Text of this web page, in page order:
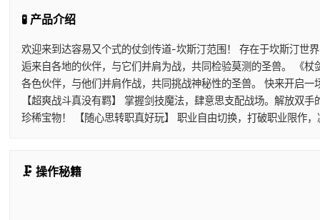
🧪 产品介绍
欢迎来到达容易又个式的仗剑传道-坎斯汀范围！ 存在于坎斯汀世
逅来自各地的伙伴，与它们并肩为战，共同检验莫测的圣兽。 《
各色伙伴，与他们并肩作战，共同挑战神秘性的圣兽。 快来开启
【超爽战斗真没有羁】 掌握剑技魔法，肆意思支配战场。解放双
珍稀宝物！ 【随心思转职真好玩】 职业自由切换，打破职业限作
🗜️ 操作秘籍